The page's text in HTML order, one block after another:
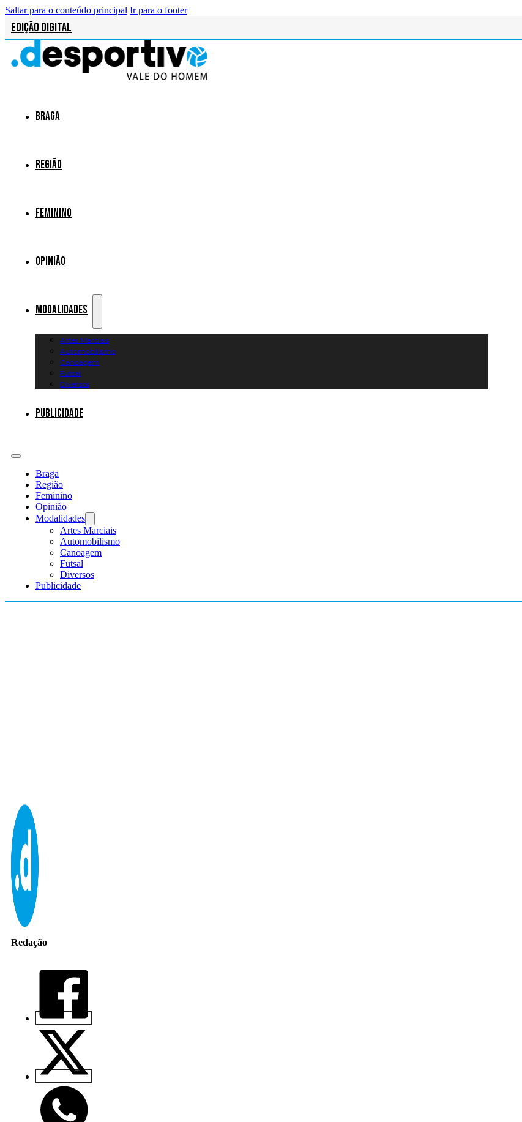
Saltar para o conteúdo principal Ir para o footer
Edição Digital
Braga
Região
Feminino
Opinião
Modalidades
Artes Marciais
Automobilismo
Canoagem
Futsal
Diversos
Publicidade
Braga
Região
Feminino
Opinião
Modalidades
Artes Marciais
Automobilismo
Canoagem
Futsal
Diversos
Publicidade
Redação